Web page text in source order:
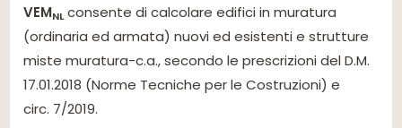
VEMNL consente di calcolare edifici in muratura
(ordinaria ed armata) nuovi ed esistenti e strutture
miste muratura-c.a., secondo le prescrizioni del D.M.
17.01.2018 (Norme Tecniche per le Costruzioni) e
circ. 7/2019.